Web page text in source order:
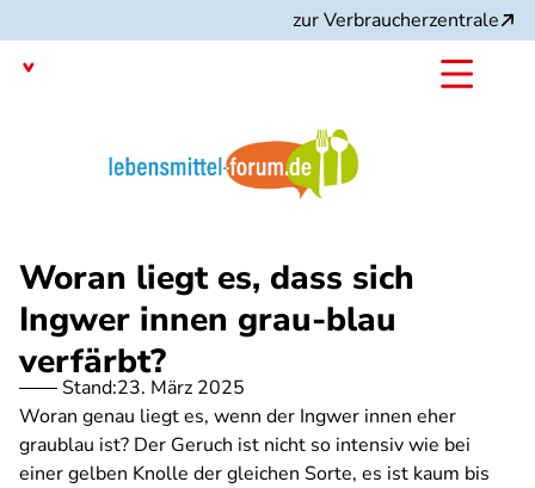
zum
Inhalt
zur Verbraucherzentrale
Woran liegt es, dass sich
Ingwer innen grau-blau
verfärbt?
Stand:23. März 2025
Woran genau liegt es, wenn der Ingwer innen eher
graublau ist? Der Geruch ist nicht so intensiv wie bei
einer gelben Knolle der gleichen Sorte, es ist kaum bis